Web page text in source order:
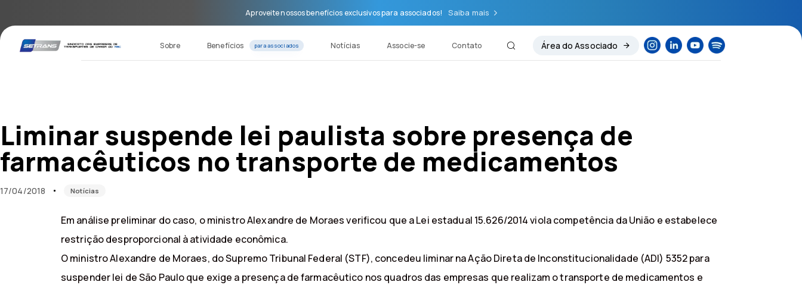
primary
navigation
Aproveite nossos benefícios exclusivos para associados! Saiba mais
Sobre Benefícios para associados Notícias Associe-se Contato Área do Associado
Liminar suspende lei paulista sobre presença de
farmacêuticos no transporte de medicamentos
17/04/2018 Notícias
Em análise preliminar do caso, o ministro Alexandre de Moraes verificou que a Lei estadual 15.626/2014 viola competência da União e estabelece
restrição desproporcional à atividade econômica.
O ministro Alexandre de Moraes, do Supremo Tribunal Federal (STF), concedeu liminar na Ação Direta de Inconstitucionalidade (ADI) 5352 para
suspender lei de São Paulo que exige a presença de farmacêutico nos quadros das empresas que realizam o transporte de medicamentos e